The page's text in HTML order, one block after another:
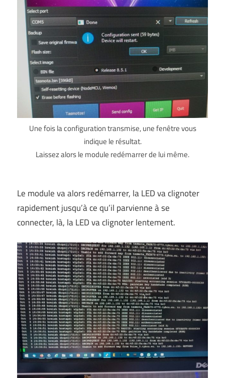
Une fois la configuration transmise, une fenêtre vous
indique le résultat.
Laissez alors le module redémarrer de lui même.
Le module va alors redémarrer, la LED va clignoter
rapidement jusqu’à ce qu’il parvienne à se
connecter, là, la LED va clignoter lentement.